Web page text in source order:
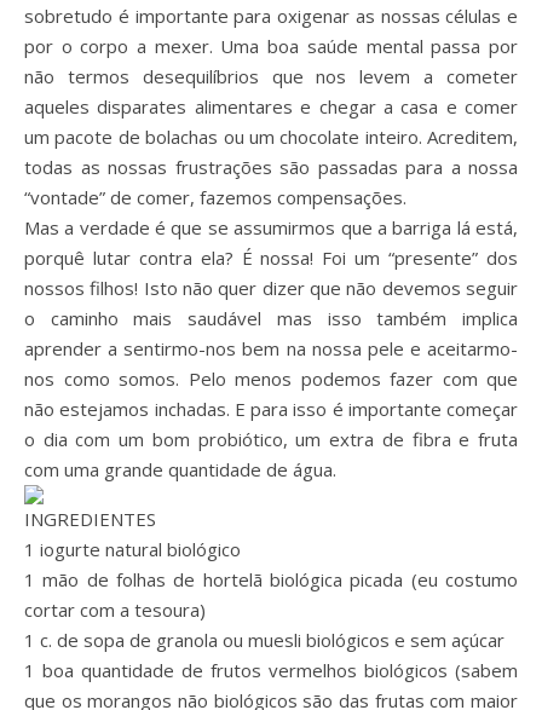
sobretudo é importante para oxigenar as nossas células e
por o corpo a mexer. Uma boa saúde mental passa por
não termos desequilíbrios que nos levem a cometer
aqueles disparates alimentares e chegar a casa e comer
um pacote de bolachas ou um chocolate inteiro. Acreditem,
todas as nossas frustrações são passadas para a nossa
“vontade” de comer, fazemos compensações.
Mas a verdade é que se assumirmos que a barriga lá está,
porquê lutar contra ela? É nossa! Foi um “presente” dos
nossos filhos! Isto não quer dizer que não devemos seguir
o caminho mais saudável mas isso também implica
aprender a sentirmo-nos bem na nossa pele e aceitarmo-
nos como somos. Pelo menos podemos fazer com que
não estejamos inchadas. E para isso é importante começar
o dia com um bom probiótico, um extra de fibra e fruta
com uma grande quantidade de água.
INGREDIENTES
1 iogurte natural biológico
1 mão de folhas de hortelã biológica picada (eu costumo
cortar com a tesoura)
1 c. de sopa de granola ou muesli biológicos e sem açúcar
1 boa quantidade de frutos vermelhos biológicos (sabem
que os morangos não biológicos são das frutas com maior